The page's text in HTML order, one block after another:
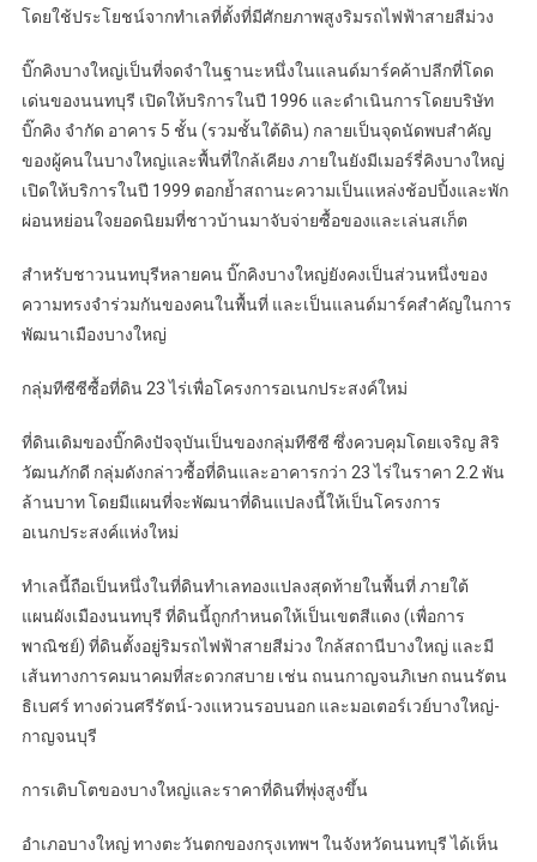
โดยใช้ประโยชน์จากทำเลที่ตั้งที่มีศักยภาพสูงริมรถไฟฟ้าสายสีม่วง
บิ๊กคิงบางใหญ่เป็นที่จดจำในฐานะหนึ่งในแลนด์มาร์คค้าปลีกที่โดด
เด่นของนนทบุรี เปิดให้บริการในปี 1996 และดำเนินการโดยบริษัท
บิ๊กคิง จำกัด อาคาร 5 ชั้น (รวมชั้นใต้ดิน) กลายเป็นจุดนัดพบสำคัญ
ของผู้คนในบางใหญ่และพื้นที่ใกล้เคียง ภายในยังมีเมอร์รี่คิงบางใหญ่
เปิดให้บริการในปี 1999 ตอกย้ำสถานะความเป็นแหล่งช้อปปิ้งและพัก
ผ่อนหย่อนใจยอดนิยมที่ชาวบ้านมาจับจ่ายซื้อของและเล่นสเก็ต
สำหรับชาวนนทบุรีหลายคน บิ๊กคิงบางใหญ่ยังคงเป็นส่วนหนึ่งของ
ความทรงจำร่วมกันของคนในพื้นที่ และเป็นแลนด์มาร์คสำคัญในการ
พัฒนาเมืองบางใหญ่
กลุ่มทีซีซีซื้อที่ดิน 23 ไร่เพื่อโครงการอเนกประสงค์ใหม่
ที่ดินเดิมของบิ๊กคิงปัจจุบันเป็นของกลุ่มทีซีซี ซึ่งควบคุมโดยเจริญ สิริ
วัฒนภักดี กลุ่มดังกล่าวซื้อที่ดินและอาคารกว่า 23 ไร่ในราคา 2.2 พัน
ล้านบาท โดยมีแผนที่จะพัฒนาที่ดินแปลงนี้ให้เป็นโครงการ
อเนกประสงค์แห่งใหม่
ทำเลนี้ถือเป็นหนึ่งในที่ดินทำเลทองแปลงสุดท้ายในพื้นที่ ภายใต้
แผนผังเมืองนนทบุรี ที่ดินนี้ถูกกำหนดให้เป็นเขตสีแดง (เพื่อการ
พาณิชย์) ที่ดินตั้งอยู่ริมรถไฟฟ้าสายสีม่วง ใกล้สถานีบางใหญ่ และมี
เส้นทางการคมนาคมที่สะดวกสบาย เช่น ถนนกาญจนภิเษก ถนนรัตน
ธิเบศร์ ทางด่วนศรีรัตน์-วงแหวนรอบนอก และมอเตอร์เวย์บางใหญ่-
กาญจนบุรี
การเติบโตของบางใหญ่และราคาที่ดินที่พุ่งสูงขึ้น
อำเภอบางใหญ่ ทางตะวันตกของกรุงเทพฯ ในจังหวัดนนทบุรี ได้เห็น